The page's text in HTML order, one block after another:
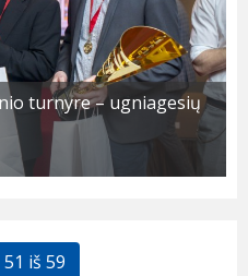
turnyre – ugniagesių
iš 59